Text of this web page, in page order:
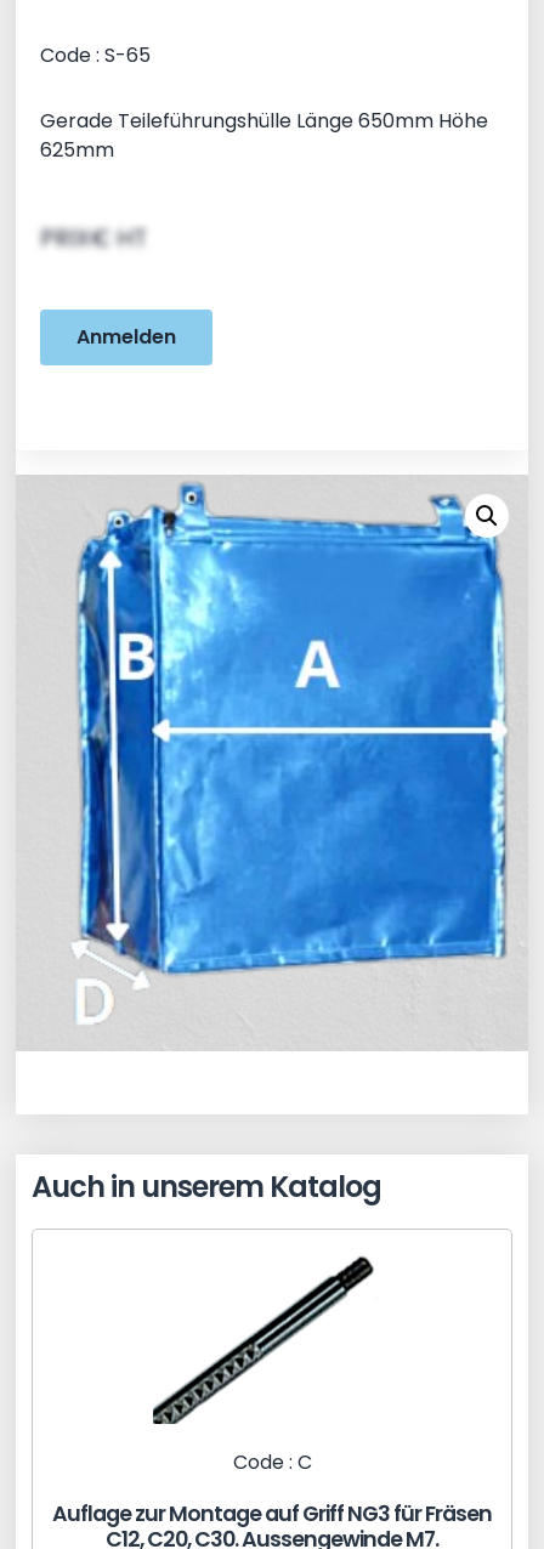
Code : S-65
Gerade Teileführungshülle Länge 650mm Höhe
625mm
PRIX€ HT
Anmelden
Auch in unserem Katalog
Code : C
Auflage zur Montage auf Griff NG3 für Fräsen
C12, C20, C30. Aussengewinde M7.